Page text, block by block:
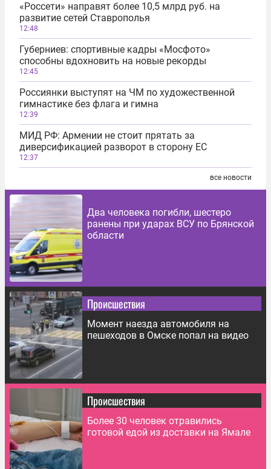
«Россети» направят более 10,5 млрд руб. на
развитие сетей Ставрополья
12:48
Губерниев: спортивные кадры «Мосфото»
способны вдохновить на новые рекорды
12:45
Россиянки выступят на ЧМ по художественной
гимнастике без флага и гимна
12:39
МИД РФ: Армении не стоит прятать за
диверсификацией разворот в сторону ЕС
12:37
все новости
Два человека погибли, шестеро
ранены при ударах ВСУ по Брянской
области
Происшествия
Момент наезда автомобиля на
пешеходов в Омске попал на видео
Происшествия
Более 30 человек отравились
готовой едой из доставки на Ямале